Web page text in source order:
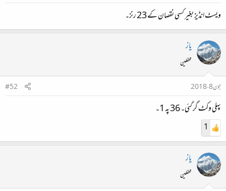
ویسٹ انڈیز بغیر کسی نقصان کے 23 رنز۔
یاز
محفلین
جون 8، 2018
#52
پہلی وکٹ گر گئی۔ 36 پہ 1۔
1
یاز
محفلین